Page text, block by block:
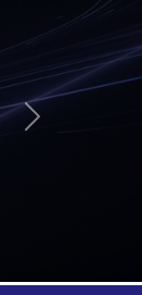
Next